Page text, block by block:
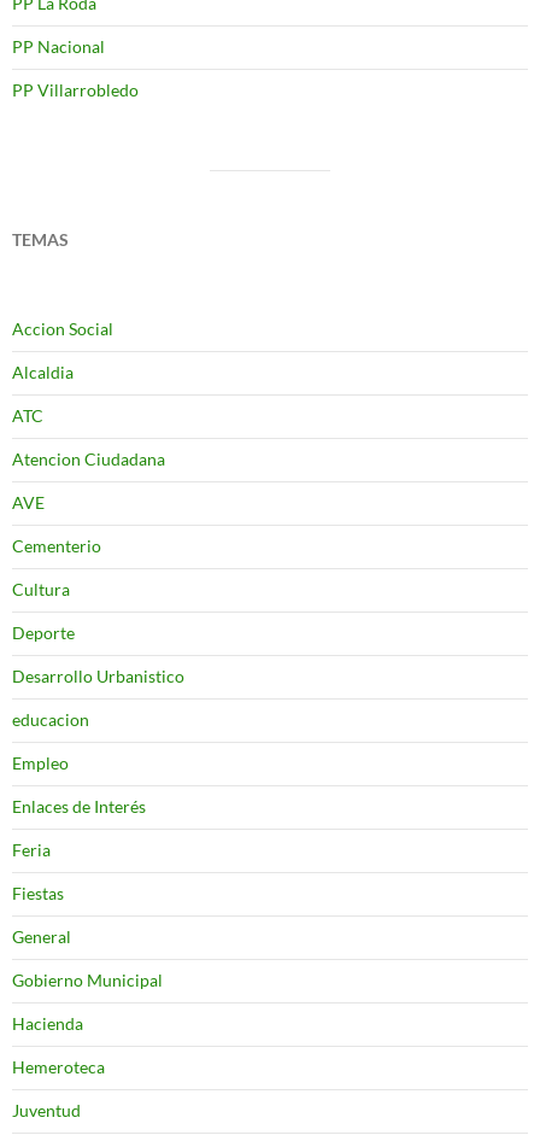
PP Nacional
PP Villarrobledo
TEMAS
Accion Social
Alcaldia
ATC
Atencion Ciudadana
AVE
Cementerio
Cultura
Deporte
Desarrollo Urbanistico
educacion
Empleo
Enlaces de Interés
Feria
Fiestas
General
Gobierno Municipal
Hacienda
Hemeroteca
Juventud